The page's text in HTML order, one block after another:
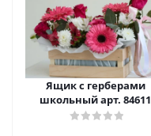
Ящик с герберами
школьный арт. 84611